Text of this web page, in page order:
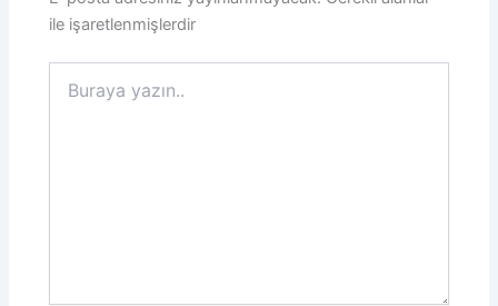
ile işaretlenmişlerdir
yazın..